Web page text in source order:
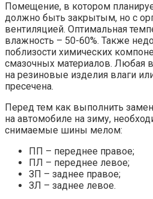
Помещение, в котором
должно быть закрытым, но с
вентиляцией. Оптимальная
влажность – 50-60%. Также
поблизости химических
смазочных материалов. Любая
на резиновые изделия влаги
пресечена.
Перед тем как выполнить
на автомобиле на зиму,
снимаемые шины мелом:
ПП – переднее правое;
ПЛ – переднее левое;
ЗП – заднее правое;
ЗЛ – заднее левое.